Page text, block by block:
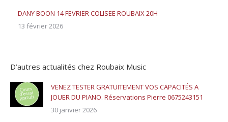
DANY BOON 14 FEVRIER COLISEE ROUBAIX 20H
13 février 2026
D’autres actualités chez Roubaix Music
VENEZ TESTER GRATUITEMENT VOS CAPACITÉS A
JOUER DU PIANO. Réservations Pierre 0675243151
30 janvier 2026